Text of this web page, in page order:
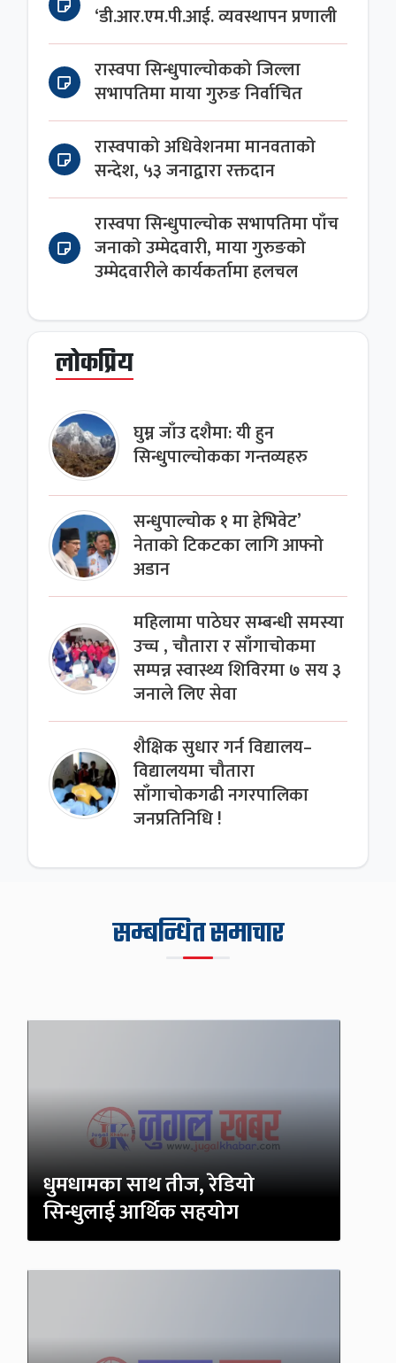
‘डी.आर.एम.पी.आई. व्यवस्थापन प्रणाली
रास्वपा सिन्धुपाल्चोकको जिल्ला
सभापतिमा माया गुरुङ निर्वाचित
रास्वपाको अधिवेशनमा मानवताको
सन्देश, ५३ जनाद्वारा रक्तदान
रास्वपा सिन्धुपाल्चोक सभापतिमा पाँच
जनाको उम्मेदवारी, माया गुरुङको
उम्मेदवारीले कार्यकर्तामा हलचल
लोकप्रिय
घुम्न जाँउ दशैमा: यी हुन
सिन्धुपाल्चोकका गन्तव्यहरु
सन्धुपाल्चोक १ मा हेभिवेट’
नेताको टिकटका लागि आफ्नो
अडान
महिलामा पाठेघर सम्बन्धी समस्या
उच्च , चौतारा र साँगाचोकमा
सम्पन्न स्वास्थ्य शिविरमा ७ सय ३
जनाले लिए सेवा
शैक्षिक सुधार गर्न विद्यालय–
विद्यालयमा चौतारा
साँगाचोकगढी नगरपालिका
जनप्रतिनिधि !
सम्बन्धित समाचार
धुमधामका साथ तीज, रेडियो
सिन्धुलाई आर्थिक सहयोग